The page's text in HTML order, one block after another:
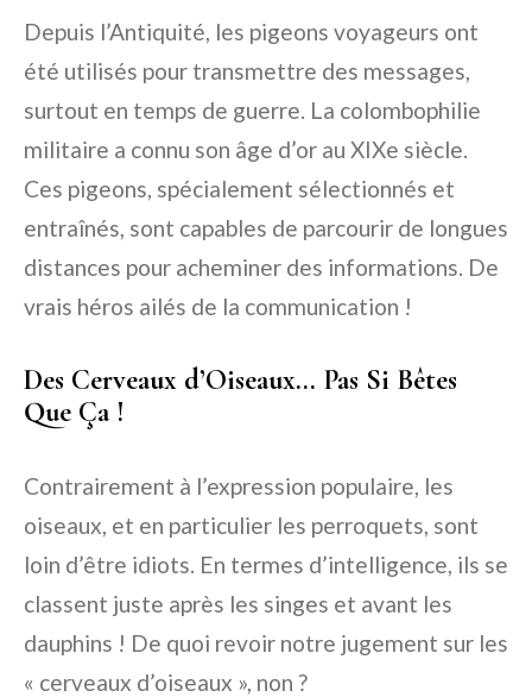
Depuis l’Antiquité, les pigeons voyageurs ont
été utilisés pour transmettre des messages,
surtout en temps de guerre. La colombophilie
militaire a connu son âge d’or au XIXe siècle.
Ces pigeons, spécialement sélectionnés et
entraînés, sont capables de parcourir de longues
distances pour acheminer des informations. De
vrais héros ailés de la communication !
Des Cerveaux d’Oiseaux… Pas Si Bêtes
Que Ça !
Contrairement à l’expression populaire, les
oiseaux, et en particulier les perroquets, sont
loin d’être idiots. En termes d’intelligence, ils se
classent juste après les singes et avant les
dauphins ! De quoi revoir notre jugement sur les
« cerveaux d’oiseaux », non ?